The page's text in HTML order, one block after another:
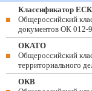
Классификатор
Общероссийский
документов ОК 012-
ОКАТО
Общероссийский
территориального
ОКВ